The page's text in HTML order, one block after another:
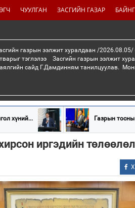
ЧУУЛГАН ЗАСГИЙН ГАЗАР
газрын ээлжит хуралдаан /
тэглэлээ Засгийн газрын ээлжит
сайд Г.Дамдинням танилцуулав.
хүний... Газрын
иргэдийн